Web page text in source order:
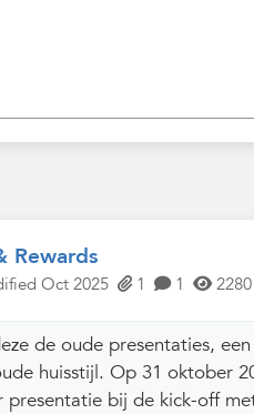
Rewards
Oct 2025 1 1 2280
de oude presentaties,
huisstijl. Op 31 oktober
presentatie bij de kick-off